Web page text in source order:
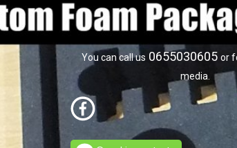
You can call us 0655030605 or
media.